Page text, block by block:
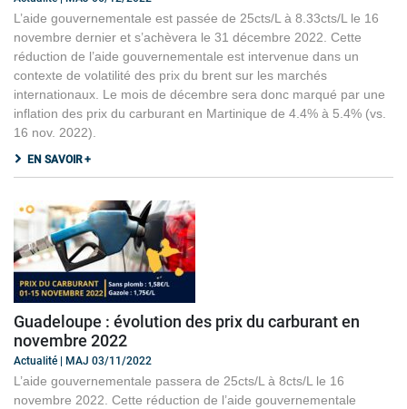
L’aide gouvernementale est passée de 25cts/L à 8.33cts/L le 16
novembre dernier et s’achèvera le 31 décembre 2022. Cette
réduction de l’aide gouvernementale est intervenue dans un
contexte de volatilité des prix du brent sur les marchés
internationaux. Le mois de décembre sera donc marqué par une
inflation des prix du carburant en Martinique de 4.4% à 5.4% (vs.
16 nov. 2022).
EN SAVOIR +
Guadeloupe : évolution des prix du carburant en
novembre 2022
Actualité | MAJ 03/11/2022
L’aide gouvernementale passera de 25cts/L à 8cts/L le 16
novembre 2022. Cette réduction de l’aide gouvernementale